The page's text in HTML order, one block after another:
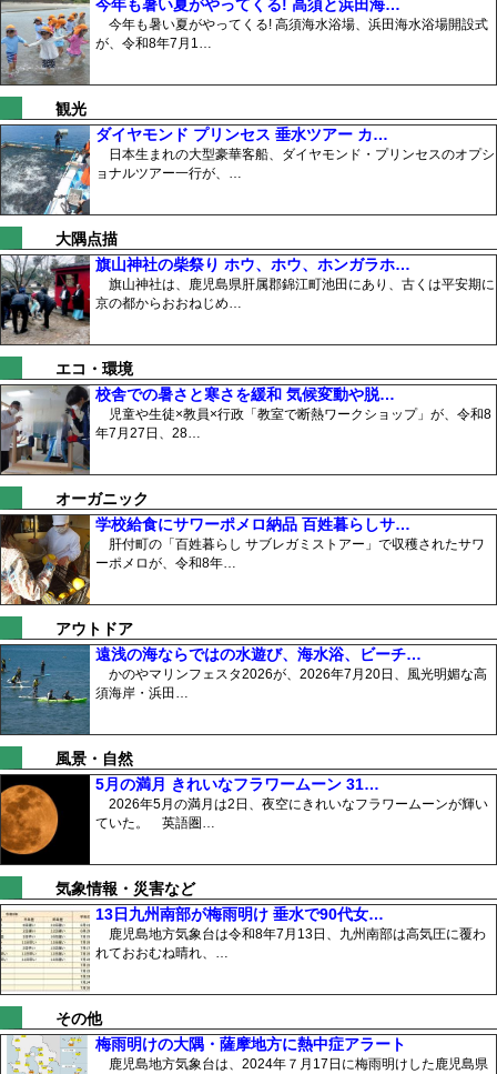
今年も暑い夏がやってくる! 高須と浜田海…
今年も暑い夏がやってくる! 高須海水浴場、浜田海水浴場開設式
が、令和8年7月1…
観光
ダイヤモンド プリンセス 垂水ツアー カ…
日本生まれの大型豪華客船、ダイヤモンド・プリンセスのオプシ
ョナルツアー一行が、…
大隅点描
旗山神社の柴祭り ホウ、ホウ、ホンガラホ…
旗山神社は、鹿児島県肝属郡錦江町池田にあり、古くは平安期に
京の都からおおねじめ…
エコ・環境
校舎での暑さと寒さを緩和 気候変動や脱…
児童や生徒×教員×行政「教室で断熱ワークショップ」が、令和8
年7月27日、28…
オーガニック
学校給食にサワーポメロ納品 百姓暮らしサ…
肝付町の「百姓暮らし サブレガミストアー」で収穫されたサワ
ーポメロが、令和8年…
アウトドア
遠浅の海ならではの水遊び、海水浴、ビーチ…
かのやマリンフェスタ2026が、2026年7月20日、風光明媚な高
須海岸・浜田…
風景・自然
5月の満月 きれいなフラワームーン 31…
2026年5月の満月は2日、夜空にきれいなフラワームーンが輝い
ていた。 英語圏…
気象情報・災害など
13日九州南部が梅雨明け 垂水で90代女…
鹿児島地方気象台は令和8年7月13日、九州南部は高気圧に覆わ
れておおむね晴れ、…
その他
梅雨明けの大隅・薩摩地方に熱中症アラート
鹿児島地方気象台は、2024年７月17日に梅雨明けした鹿児島県